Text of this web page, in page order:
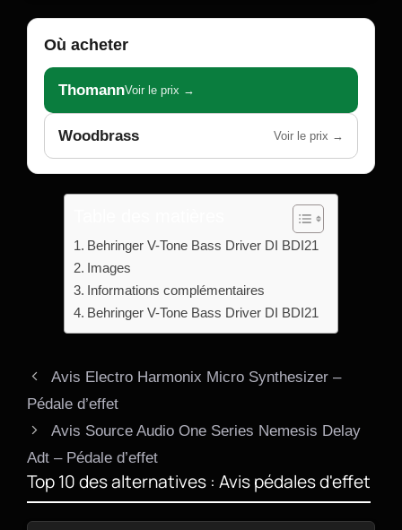
Où acheter
ThomannVoir le prix →
Woodbrass Voir le prix →
Behringer V-Tone Bass Driver DI BDI21
Images
Informations complémentaires
Behringer V-Tone Bass Driver DI BDI21
Avis Electro Harmonix Micro Synthesizer –
Pédale d’effet
Avis Source Audio One Series Nemesis Delay
Adt – Pédale d’effet
Top 10 des alternatives : Avis pédales d'effet